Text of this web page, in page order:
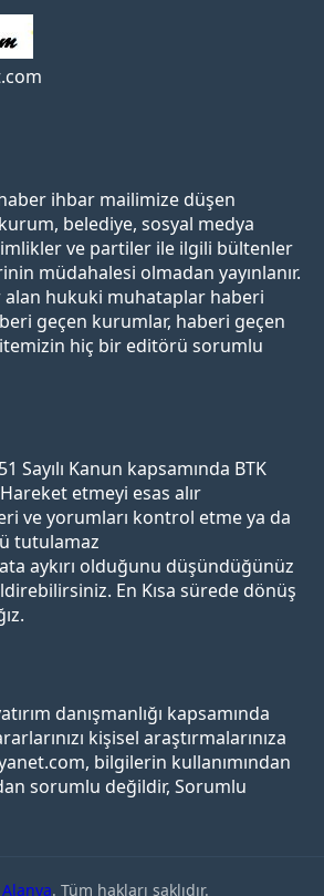
ihbar mailimize düşen
belediye, sosyal medya
ve partiler ile ilgili bültenler
müdahalesi olmadan yayınlanır.
alan hukuki muhataplar haberi
geçen kurumlar, haberi geçen
hiç bir editörü sorumlu
Sayılı Kanun kapsamında BTK
etmeyi esas alır
ve yorumları kontrol etme ya da
tutulamaz
aykırı olduğunu düşündüğünüz
En Kısa sürede dönüş
danışmanlığı kapsamında
kişisel araştırmalarınıza
bilgilerin kullanımından
sorumlu değildir, Sorumlu
Alanya. Tüm hakları saklıdır.